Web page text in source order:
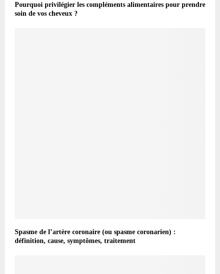
Pourquoi privilégier les compléments alimentaires pour prendre
soin de vos cheveux ?
Spasme de l’artère coronaire (ou spasme coronarien) :
définition, cause, symptômes, traitement